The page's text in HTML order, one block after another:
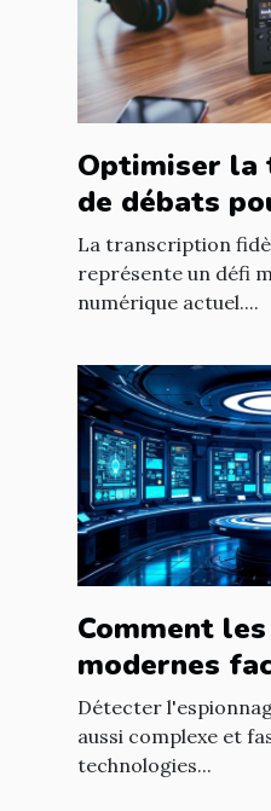
Optimiser la
de débats
fidélité
La transcription
représente un défi
numérique actuel....
Comment
modernes
la détection
?
Détecter
aussi complexe et
technologies...